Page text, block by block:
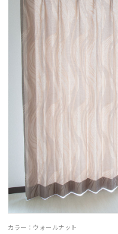
カラー：ウォールナット